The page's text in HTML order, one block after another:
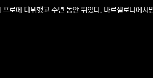
로에 데뷔했고 수년 동안 뛰었다. 바르셀로나에